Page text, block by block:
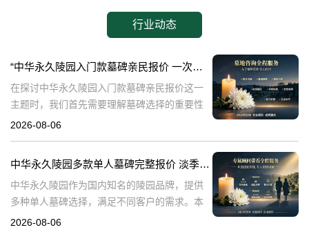
行业动态
“中华永久陵园入门款墓碑亲民报价 一次性付清享折上折：超值优惠与便捷选择的完美结合”
在探讨中华永久陵园入门款墓碑亲民报价这一
主题时，我们首先需要理解墓碑选择的重要性
及其对逝者与生者的影响。墓碑不仅是对逝者
2026-08-06
中华永久陵园多款单人墓碑完整报价 淡季下单直降数千元详解
中华永久陵园作为国内知名的陵园品牌，提供
多种单人墓碑选择，满足不同客户的需求。本
文将详细介绍中华永久陵园多款单人墓碑的完
2026-08-06